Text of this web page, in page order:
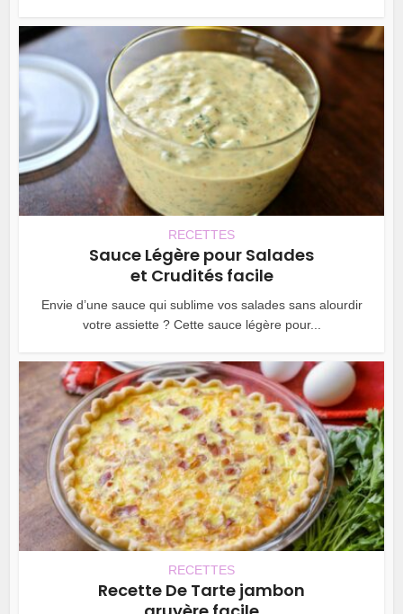
RECETTES
Sauce Légère pour Salades
et Crudités facile
Envie d’une sauce qui sublime vos salades sans alourdir
votre assiette ? Cette sauce légère pour...
RECETTES
Recette De Tarte jambon